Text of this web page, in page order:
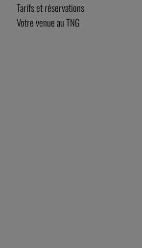
Tarifs et réservations
Votre venue au TNG